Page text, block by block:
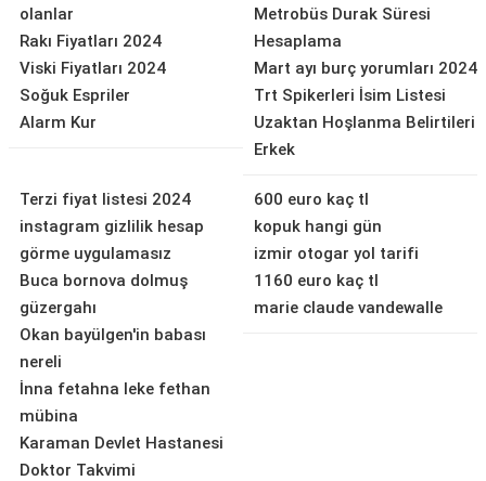
olanlar
Rakı Fiyatları 2024
Viski Fiyatları 2024
Soğuk Espriler
Alarm Kur
Metrobüs Durak Süresi
Hesaplama
Mart ayı burç yorumları 2024
Trt Spikerleri İsim Listesi
Uzaktan Hoşlanma Belirtileri
Erkek
Terzi fiyat listesi 2024
instagram gizlilik hesap
görme uygulamasız
Buca bornova dolmuş
güzergahı
Okan bayülgen'in babası
nereli
İnna fetahna leke fethan
mübina
Karaman Devlet Hastanesi
Doktor Takvimi
600 euro kaç tl
kopuk hangi gün
izmir otogar yol tarifi
1160 euro kaç tl
marie claude vandewalle